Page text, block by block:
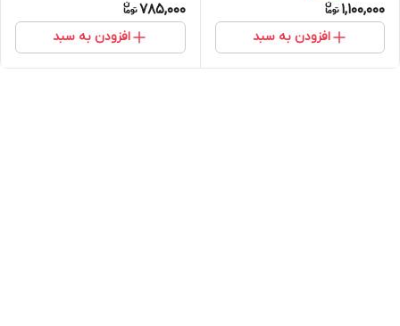
1,100,000
افزودن به سبد
785,000
افزودن به سبد